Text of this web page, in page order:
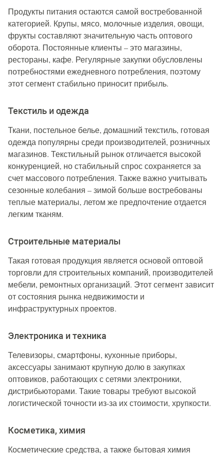
Продукты питания остаются самой востребованной
категорией. Крупы, мясо, молочные изделия, овощи,
фрукты составляют значительную часть оптового
оборота. Постоянные клиенты – это магазины,
рестораны, кафе. Регулярные закупки обусловлены
потребностями ежедневного потребления, поэтому
этот сегмент стабильно приносит прибыль.
Текстиль и одежда
Ткани, постельное белье, домашний текстиль, готовая
одежда популярны среди производителей, розничных
магазинов. Текстильный рынок отличается высокой
конкуренцией, но стабильный спрос сохраняется за
счет массового потребления. Также важно учитывать
сезонные колебания – зимой больше востребованы
теплые материалы, летом же предпочтение отдается
легким тканям.
Строительные материалы
Такая готовая продукция является основой оптовой
торговли для строительных компаний, производителей
мебели, ремонтных организаций. Этот сегмент зависит
от состояния рынка недвижимости и
инфраструктурных проектов.
Электроника и техника
Телевизоры, смартфоны, кухонные приборы,
аксессуары занимают крупную долю в закупках
оптовиков, работающих с сетями электроники,
дистрибьюторами. Такие товары требуют высокой
логистической точности из-за их стоимости, хрупкости.
Косметика, химия
Косметические средства, а также бытовая химия